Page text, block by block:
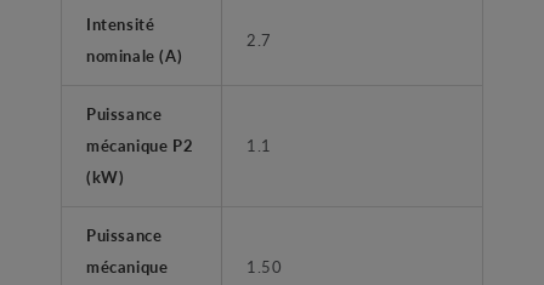
Intensité
nominale (A)
2.7
Puissance
mécanique P2
(kW)
1.1
Puissance
mécanique
1.50